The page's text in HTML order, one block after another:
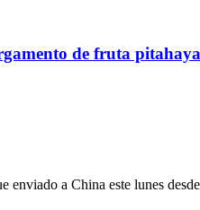
de fruta pitahaya
enviado a China este lunes